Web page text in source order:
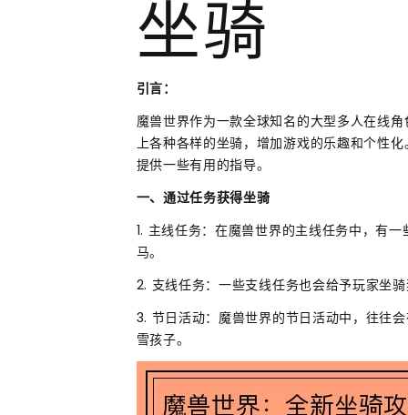
坐骑
引言：
魔兽世界作为一款全球知名的大型多人在线
上各种各样的坐骑，增加游戏的乐趣和个性
提供一些有用的指导。
一、通过任务获得坐骑
1. 主线任务：在魔兽世界的主线任务中，有
马。
2. 支线任务：一些支线任务也会给予玩家坐
3. 节日活动：魔兽世界的节日活动中，往往
雪孩子。